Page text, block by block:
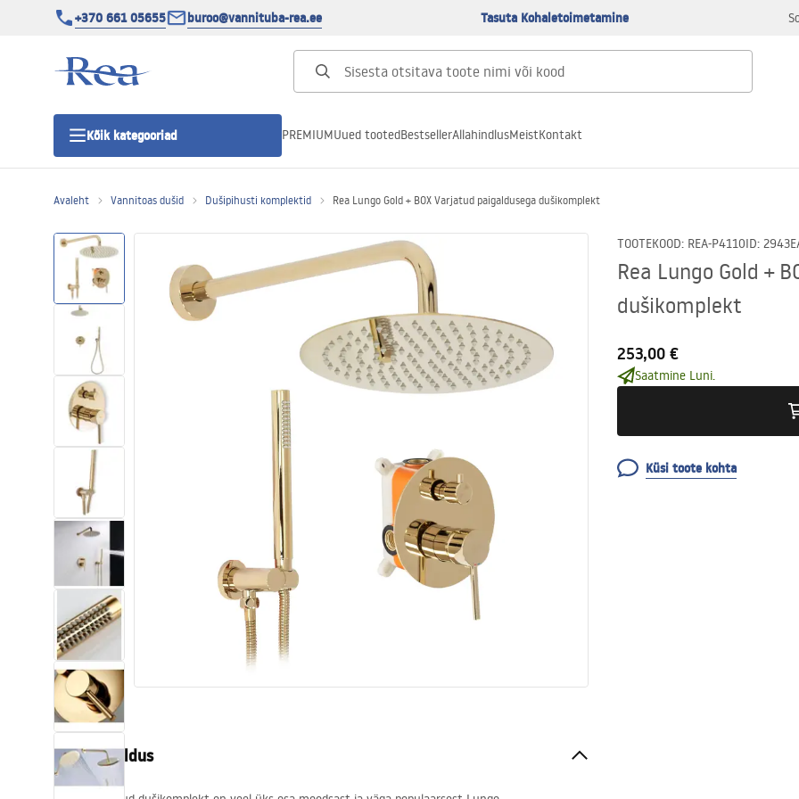
+370 661 05655 buroo@vannituba-rea.ee Tasuta Kohaletoimetamine
Kõik kategooriad
Duši uks
Vannitoa dušialused
Lineaarne duši äravool
Tualettruumid
Vannid ja ekraanid
Vannitoas dušid
Köök
Vannitoa tarvikud
PREMIUMUued tootedBestsellerAllahindlusMeistKontakt
Avaleht Vannitoas dušid Dušipihusti komplektid Rea Lungo Gold + BOX Varjatud paigaldusega dušikomplekt
TOOTEKOOD: REA-P4110ID: 2943
Rea Lungo Gold +
dušikomplekt
253,00 €
Saatmine Luni.
Küsi toote kohta
Tootekirjeldus